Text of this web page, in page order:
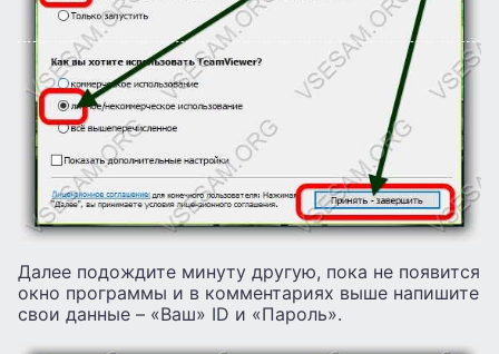
Далее подождите минуту другую, пока не появится
окно программы и в комментариях выше напишите
свои данные – «Ваш» ID и «Пароль».